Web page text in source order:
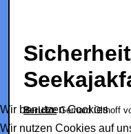
Bericht:Gerhard Olthoff
Wir benutzen Cookies
Wir nutzen Cookies auf